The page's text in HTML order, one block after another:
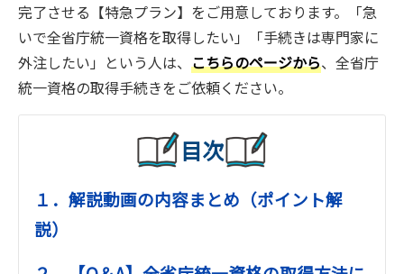
完了させる【特急プラン】をご用意しております。「急
いで全省庁統一資格を取得したい」「手続きは専門家に
外注したい」という人は、 こちらのページから、全省庁
統一資格の取得手続きをご依頼ください。
目次
１．解説動画の内容まとめ（ポイント解
説）